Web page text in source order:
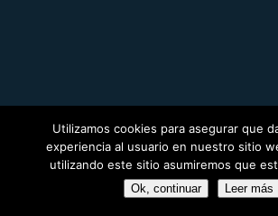
Utilizamos cookies para asegurar que
experiencia al usuario en nuestro sitio
utilizando este sitio asumiremos que
Ok, continuar Leer más